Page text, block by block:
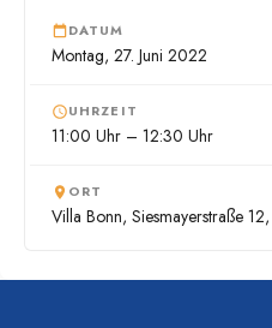
DATUM
Montag, 27. Juni 2022
UHRZEIT
11:00 Uhr – 12:30 Uhr
ORT
Villa Bonn, Siesmayerstraße